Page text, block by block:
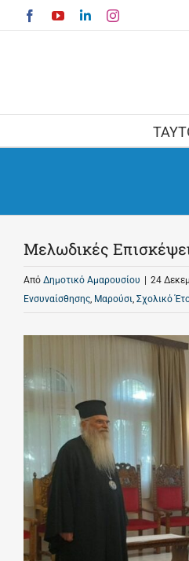
Skip
to
FacebookYouTubeLinkedInInstagram
Μελωδικές
Από Δημοτικό Αμαρουσίου 24
Ενσυναίσθησης, Μαρούσι, Σχολικό